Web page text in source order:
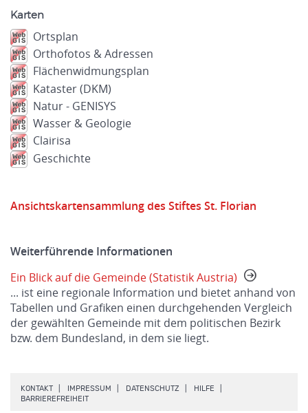
Karten
Ortsplan
Orthofotos & Adressen
Flächenwidmungsplan
Kataster (DKM)
Natur - GENISYS
Wasser & Geologie
Clairisa
Geschichte
Ansichtskartensammlung des Stiftes St. Florian
Weiterführende Informationen
Ein Blick auf die Gemeinde (Statistik Austria)
... ist eine regionale Information und bietet anhand von
Tabellen und Grafiken einen durchgehenden Vergleich
der gewählten Gemeinde mit dem politischen Bezirk
bzw. dem Bundesland, in dem sie liegt.
KONTAKT IMPRESSUM DATENSCHUTZ HILFE
BARRIEREFREIHEIT.